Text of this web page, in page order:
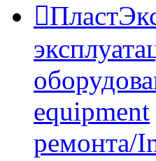
equipment
ремонта/